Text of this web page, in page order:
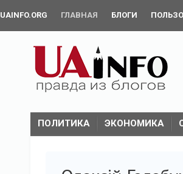
UAINFO.ORG ГЛАВНАЯ БЛОГИ
ПОЛИТИКА ЭКОНОМИКА